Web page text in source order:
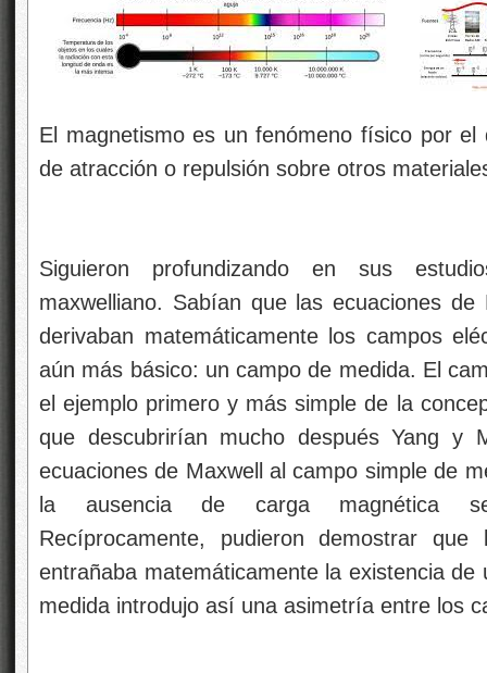
El magnetismo es un fenómeno físico por
de atracción o repulsión sobre otros
Siguieron profundizando en sus
maxwelliano. Sabían que las ecuaciones
derivaban matemáticamente los campos
aún más básico: un campo de medida. El
el ejemplo primero y más simple de la
que descubrirían mucho después Yang y
ecuaciones de Maxwell al campo simple de
la ausencia de carga magnética se
Recíprocamente, pudieron demostrar
entrañaba matemáticamente la existencia
medida introdujo así una asimetría entre los